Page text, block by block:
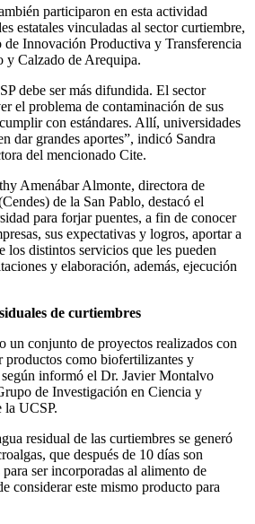
participaron en esta actividad
estatales vinculadas al sector curtiembre,
de Innovación Productiva y Transferencia
y Calzado de Arequipa.
debe ser más difundida. El sector
el problema de contaminación de sus
con estándares. Allí, universidades
dar grandes aportes”, indicó Sandra
del mencionado Cite.
Amenábar Almonte, directora de
de la San Pablo, destacó el
para forjar puentes, a fin de conocer
sus expectativas y logros, aportar a
los distintos servicios que les pueden
y elaboración, además, ejecución
de curtiembres
un conjunto de proyectos realizados con
productos como biofertilizantes y
informó el Dr. Javier Montalvo
de Investigación en Ciencia y
la UCSP.
residual de las curtiembres se generó
que después de 10 días son
para ser incorporadas al alimento de
considerar este mismo producto para